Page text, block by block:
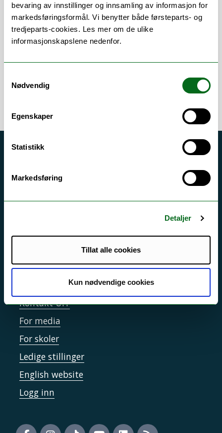
bevaring av innstillinger og innsamling av informasjon for
markedsføringsformål. Vi benytter både førsteparts- og
tredjeparts-cookies. Les mer om de ulike
informasjonskapslene nedenfor.
Nødvendig
Egenskaper
Statistikk
Markedsføring
Detaljer
Tillat alle cookies
Kun nødvendige cookies
Om
Forskning og undervisning
Publikasjoner
Si ifra!
Informasjonskapsler
Tilgjengelighetserklæring
Kontakt UiT
For media
For skoler
Ledige stillinger
English website
Logg inn